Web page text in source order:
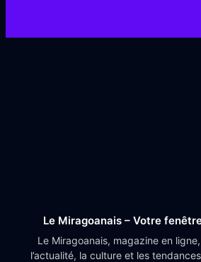
Le Miragoanais – Votre
Le Miragoanais, magazine en
l’actualité, la culture et les